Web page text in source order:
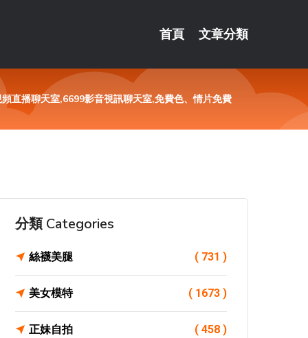
首頁 文章分類
直播聊天室,6699影音視訊聊天室,免費色、情片免費
分類 Categories
絲襪美腿 ( 731 )
美女模特 ( 1673 )
正妹自拍 ( 458 )